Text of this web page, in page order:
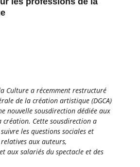
Culture a récemment restructuré
de la création artistique (DGCA)
nouvelle sousdirection dédiée aux
création. Cette sousdirection a
les questions sociales et
aux auteurs,
aux salariés du spectacle et des